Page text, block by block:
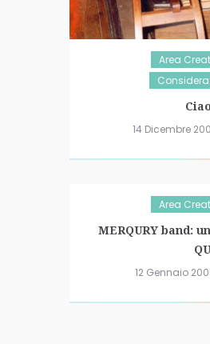
Area
14 Dicembre
Area
MERQURY band:
12 Gennaio